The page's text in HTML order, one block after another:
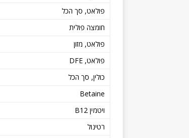
פולאט, סך הכל
חומצה פולית
פולאט, מזון
פולאט, DFE
כולין, סך הכל
Betaine
ויטמין B12
רטינול